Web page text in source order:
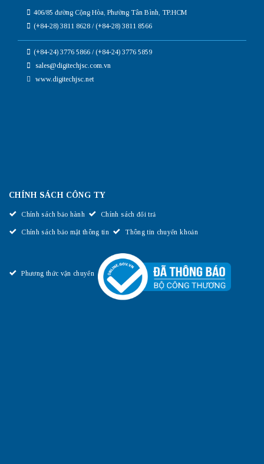
406/85 đường Cộng Hòa, Phường Tân Bình, TP.HCM
(+84-28) 3811 8628 / (+84-28) 3811 8566
(+84-24) 3776 5866 / (+84-24) 3776 5859
sales@digitechjsc.com.vn
www.digitechjsc.net
CHÍNH SÁCH CÔNG TY
Chính sách bảo hành Chính sách đổi trả
Chính sách bảo mật thông tin Thông tin chuyển khoản
Phương thức vận chuyển